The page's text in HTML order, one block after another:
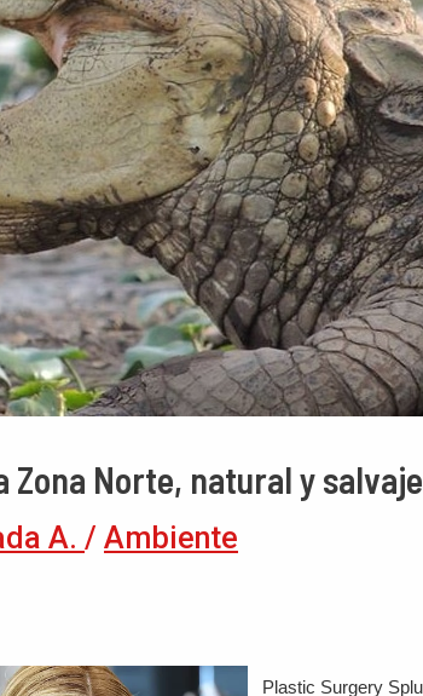
Zona Norte, natural y salvaje
A. / Ambiente